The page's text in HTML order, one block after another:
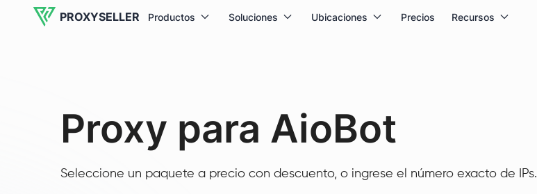
PROXYSELLER Productos Soluciones Ubicaciones Precios Recursos
Proxy para AioBot
Seleccione un paquete a precio con descuento, o ingrese el número exacto de IPs.